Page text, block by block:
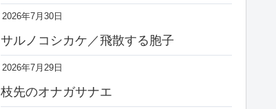
2026年7月30日
サルノコシカケ／飛散する胞子
2026年7月29日
枝先のオナガサナエ